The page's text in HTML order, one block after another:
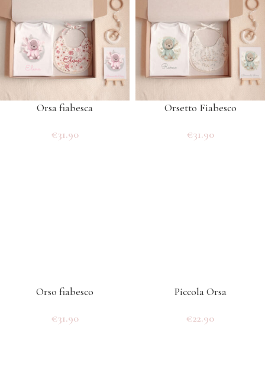
Orsa fiabesca
€31.90
Orsetto Fiabesco
€31.90
Orso fiabesco
€31.90
Piccola Orsa
€22.90